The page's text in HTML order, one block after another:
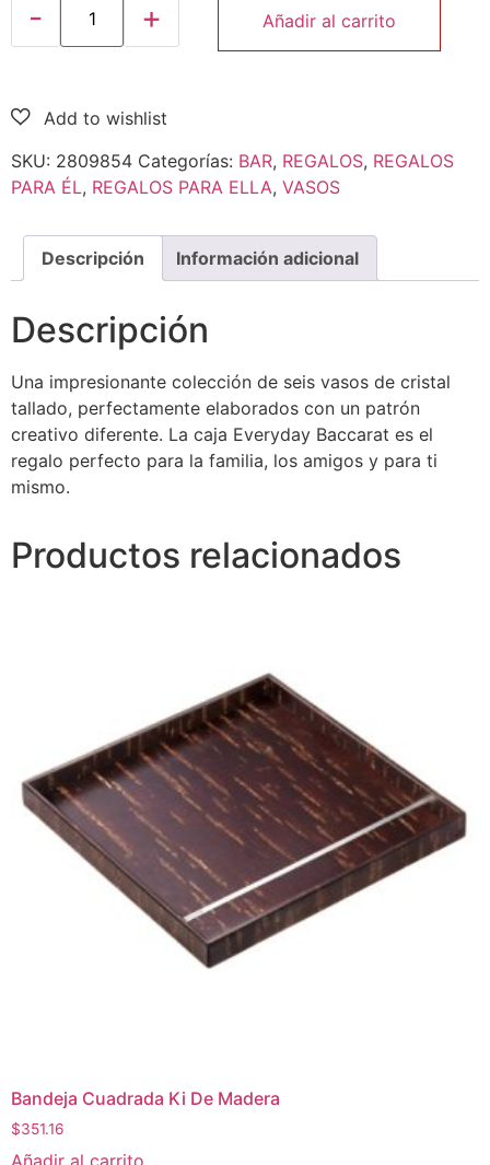
Añadir al carrito
SKU: 2809854 Categorías: BAR, REGALOS, REGALOS
PARA ÉL, REGALOS PARA ELLA, VASOS
Descripción Información adicional
Descripción
Una impresionante colección de seis vasos de cristal
tallado, perfectamente elaborados con un patrón
creativo diferente. La caja Everyday Baccarat es el
regalo perfecto para la familia, los amigos y para ti
mismo.
Productos relacionados
Bandeja Cuadrada Ki De Madera
$351.16
Añadir al carrito